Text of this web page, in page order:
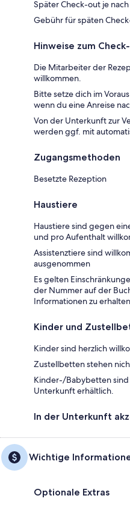
Später Check-out je
Gebühr für späten
Hinweise zum
Die Mitarbeiter der
willkommen.
Bitte setze dich im
wenn du eine Anreise
Von der Unterkunft zur
werden ggf. mit
Zugangsmethoden
Besetzte Rezeption
Haustiere
Haustiere sind gegen
und pro Aufenthalt
Assistenztiere sind
ausgenommen
Es gelten
der Nummer auf der
Informationen zu erhalten
Kinder und
Kinder sind herzlich
Zustellbetten stehen
Kinder-/Babybetten
Unterkunft erhältlich.
In der Unterkunft
Wichtige
Optionale Extras